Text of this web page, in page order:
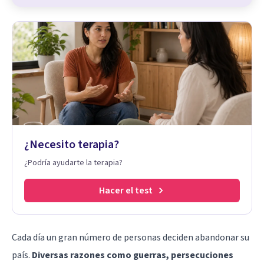
¿Necesito terapia?
¿Podría ayudarte la terapia?
Hacer el test
Cada día un gran número de personas deciden abandonar su
país. Diversas razones como guerras, persecuciones